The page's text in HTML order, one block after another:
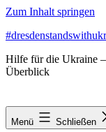
Zum Inhalt springen
Hilfe für die Ukraine
Überblick
Menü Schließen